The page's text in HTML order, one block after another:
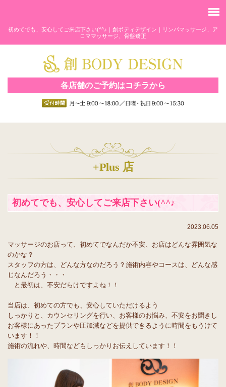
初めてでも、安心してご来店下さい(^^♪｜創ボディデザイン｜リンパマッサージ、ア
ロママッサージ、骨盤矯正
各店舗のご予約はコチラから
+Plus 店
初めてでも、安心してご来店下さい(^^♪
2023.06.05
マッサージのお店って、初めてでなんだか不安、お店はどんな雰囲気な
のかな？
スタッフの方は、どんな方なのだろう？施術内容やコースは、どんな感
じなんだろう・・・
と最初は、不安だらけですよね！！
当店は、初めての方でも、安心していただけるよう
しっかりと、カウンセリングを行い、お客様のお悩み、不安をお聞きし
お客様にあったプランや圧加減などを提供できるように時間をもうけて
います！！
施術の流れや、時間などもしっかりお伝えしています！！